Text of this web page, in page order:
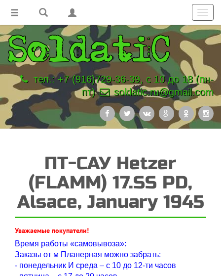
тел.: +7 (916)729-36-39, с 10 до 18 (пн-
пт)
soldatic.ru@gmail.com
ПТ-САУ Hetzer
(FLAMM) 17.SS PD,
Alsace, January 1945
Уважаемые покупатели!
Время работы «самовывоза»:
Заказы от м Планерная можно забрать:
- понедельник И среда – с 10 до 12-ти часов